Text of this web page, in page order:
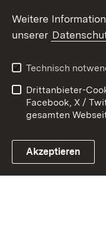
Link zum Landesportal
Kontakt
Barrierefreiheit
Impressum
Weitere
unserer
Technisch
Drittanbieter-
Facebook, X /
gesamten
Akzeptieren